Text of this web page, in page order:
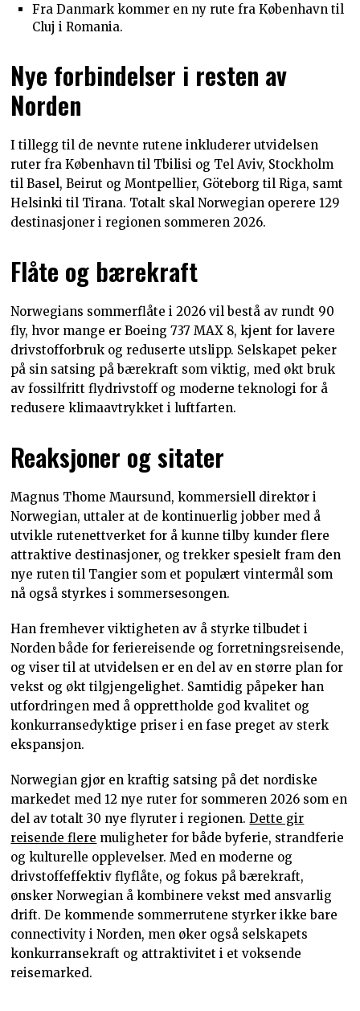
Fra Danmark kommer en ny rute fra København til
Cluj i Romania.
Nye forbindelser i resten av
Norden
I tillegg til de nevnte rutene inkluderer utvidelsen
ruter fra København til Tbilisi og Tel Aviv, Stockholm
til Basel, Beirut og Montpellier, Göteborg til Riga, samt
Helsinki til Tirana. Totalt skal Norwegian operere 129
destinasjoner i regionen sommeren 2026.​
Flåte og bærekraft
Norwegians sommerflåte i 2026 vil bestå av rundt 90
fly, hvor mange er Boeing 737 MAX 8, kjent for lavere
drivstofforbruk og reduserte utslipp. Selskapet peker
på sin satsing på bærekraft som viktig, med økt bruk
av fossilfritt flydrivstoff og moderne teknologi for å
redusere klimaavtrykket i luftfarten.
Reaksjoner og sitater
Magnus Thome Maursund, kommersiell direktør i
Norwegian, uttaler at de kontinuerlig jobber med å
utvikle rutenettverket for å kunne tilby kunder flere
attraktive destinasjoner, og trekker spesielt fram den
nye ruten til Tangier som et populært vintermål som
nå også styrkes i sommersesongen.
Han fremhever viktigheten av å styrke tilbudet i
Norden både for feriereisende og forretningsreisende,
og viser til at utvidelsen er en del av en større plan for
vekst og økt tilgjengelighet. Samtidig påpeker han
utfordringen med å opprettholde god kvalitet og
konkurransedyktige priser i en fase preget av sterk
ekspansjon.​
Norwegian gjør en kraftig satsing på det nordiske
markedet med 12 nye ruter for sommeren 2026 som en
del av totalt 30 nye flyruter i regionen.Dette gir
reisende flere muligheter for både byferie, strandferie
og kulturelle opplevelser. Med en moderne og
drivstoffeffektiv flyflåte, og fokus på bærekraft,
ønsker Norwegian å kombinere vekst med ansvarlig
drift. De kommende sommerrutene styrker ikke bare
connectivity i Norden, men øker også selskapets
konkurransekraft og attraktivitet i et voksende
reisemarked.